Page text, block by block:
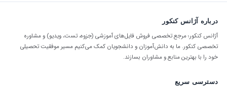
درباره آژانس کنکور
آژانس کنکور؛ مرجع تخصصی فروش فایل‌های آموزشی (جزوه، تست، ویدیو) و مشاوره
تخصصی کنکور. ما به دانش‌آموزان و دانشجویان کمک می‌کنیم مسیر موفقیت تحصیلی
خود را با بهترین منابع و مشاوران بسازند.
دسترسی سریع